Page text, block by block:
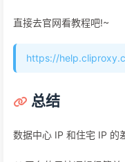
直接去官网看教程吧!~
https://
总结
数据中心 IP 和住宅 IP 的